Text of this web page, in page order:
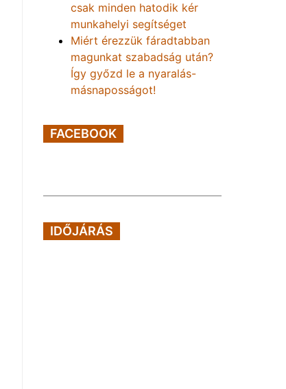
csak minden hatodik kér
munkahelyi segítséget
Miért érezzük fáradtabban
magunkat szabadság után?
Így győzd le a nyaralás-
másnaposságot!
FACEBOOK
IDŐJÁRÁS